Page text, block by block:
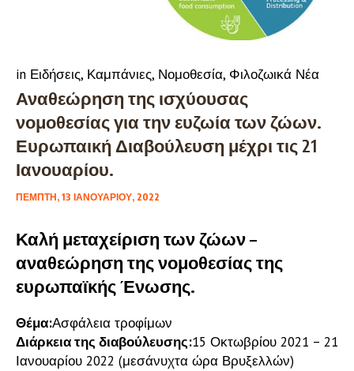
in Ειδήσεις, Καμπάνιες, Νομοθεσία, Φιλοζωικά Νέα
Αναθεώρηση της ισχύουσας
νομοθεσίας για την ευζωία των ζώων.
Ευρωπαική Διαβούλευση μέχρι τις 21
Ιανουαρίου.
ΠΈΜΠΤΗ, 13 ΙΑΝΟΥΑΡΊΟΥ, 2022
Καλή μεταχείριση των ζώων –
αναθεώρηση της νομοθεσίας της
ευρωπαϊκής Ένωσης.
Θέμα:Ασφάλεια τροφίμων
Διάρκεια της διαβούλευσης:15 Οκτωβρίου 2021 – 21
Ιανουαρίου 2022 (μεσάνυχτα ώρα Βρυξελλών)